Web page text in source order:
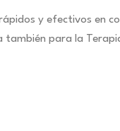
y efectivos en
también para la